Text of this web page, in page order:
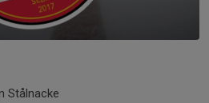
Stålnacke